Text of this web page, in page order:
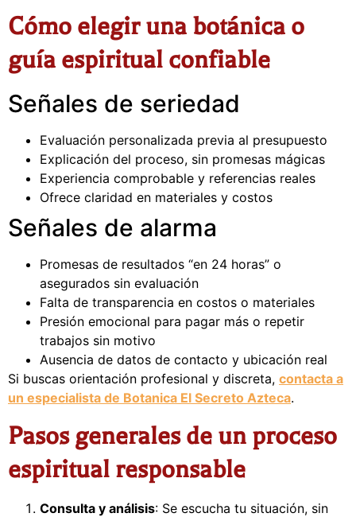
Cómo elegir una botánica o
guía espiritual confiable
Señales de seriedad
Evaluación personalizada previa al presupuesto
Explicación del proceso, sin promesas mágicas
Experiencia comprobable y referencias reales
Ofrece claridad en materiales y costos
Señales de alarma
Promesas de resultados “en 24 horas” o
asegurados sin evaluación
Falta de transparencia en costos o materiales
Presión emocional para pagar más o repetir
trabajos sin motivo
Ausencia de datos de contacto y ubicación real
Si buscas orientación profesional y discreta, contacta a
un especialista de Botanica El Secreto Azteca.
Pasos generales de un proceso
espiritual responsable
Consulta y análisis: Se escucha tu situación, sin